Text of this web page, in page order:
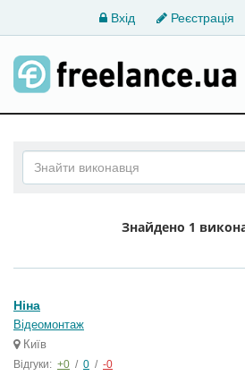
Вхід Реєстрація
Знайдено 1
Ніна
Відеомонтаж
Київ
Відгуки: +0 / 0 / -0